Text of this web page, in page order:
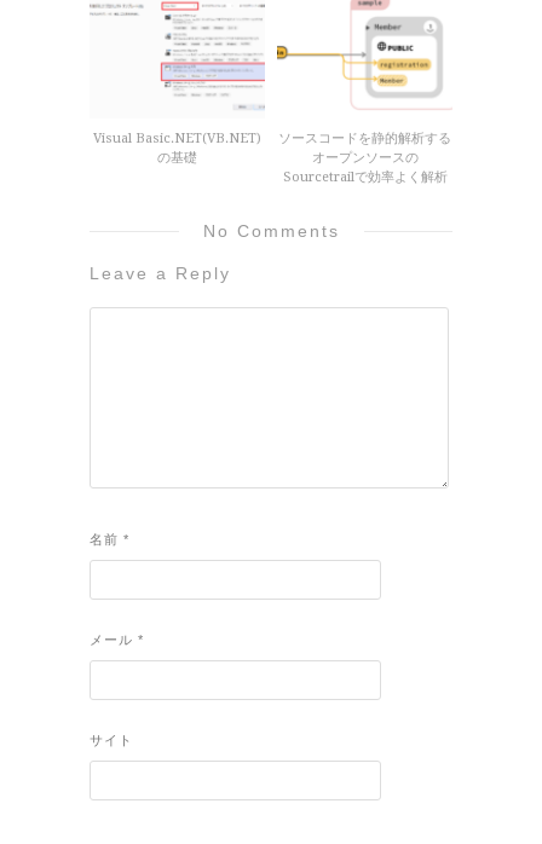
Visual Basic.NET(VB.NET)
の基礎
ソースコードを静的解析する
オープンソースの
Sourcetrailで効率よく解析
No Comments
Leave a Reply
名前 *
メール *
サイト